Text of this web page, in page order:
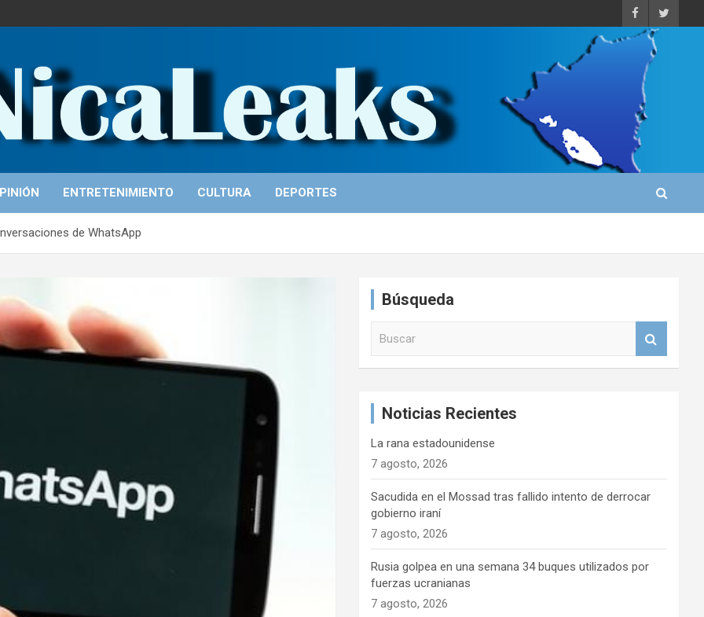
ENTRETENIMIENTO CULTURA DEPORTES
de WhatsApp
Búsqueda
Noticias Recientes
La rana estadounidense
7 agosto, 2026
Sacudida en el Mossad tras fallido intento de derrocar
gobierno iraní
7 agosto, 2026
Rusia golpea en una semana 34 buques utilizados por
fuerzas ucranianas
7 agosto, 2026